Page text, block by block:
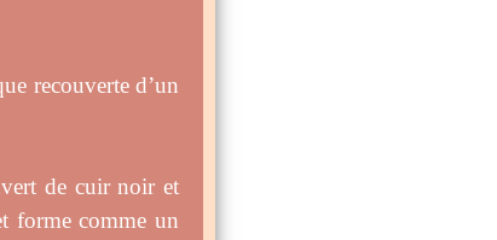
recouverte d’un
de cuir noir et
forme comme un